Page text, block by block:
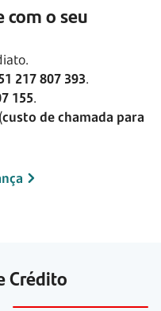
o seu
217 807 393.
155.
custo de chamada para
Crédito